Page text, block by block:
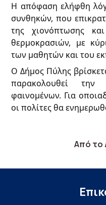
Η απόφαση ελήφθη
συνθηκών, που
της χιονόπτωσης
θερμοκρασιών, με
των μαθητών και του
Ο Δήμος Πύλης
παρακολουθεί την
φαινομένων. Για
οι πολίτες θα
Από το